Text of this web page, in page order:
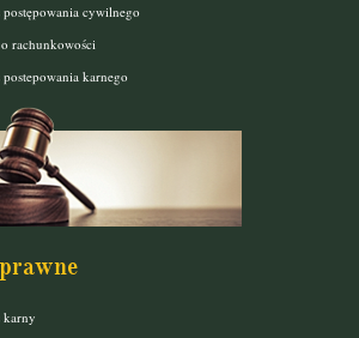
cywilnego
rachunkowości
karnego
karny